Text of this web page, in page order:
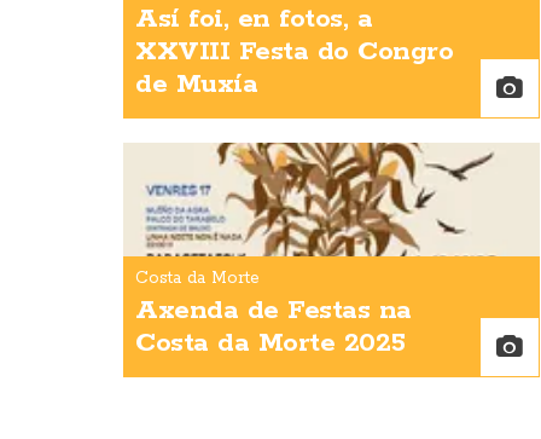
Así foi, en fotos, a
XXVIII Festa do Congro
de Muxía
Costa da Morte
Axenda de Festas na
Costa da Morte 2025